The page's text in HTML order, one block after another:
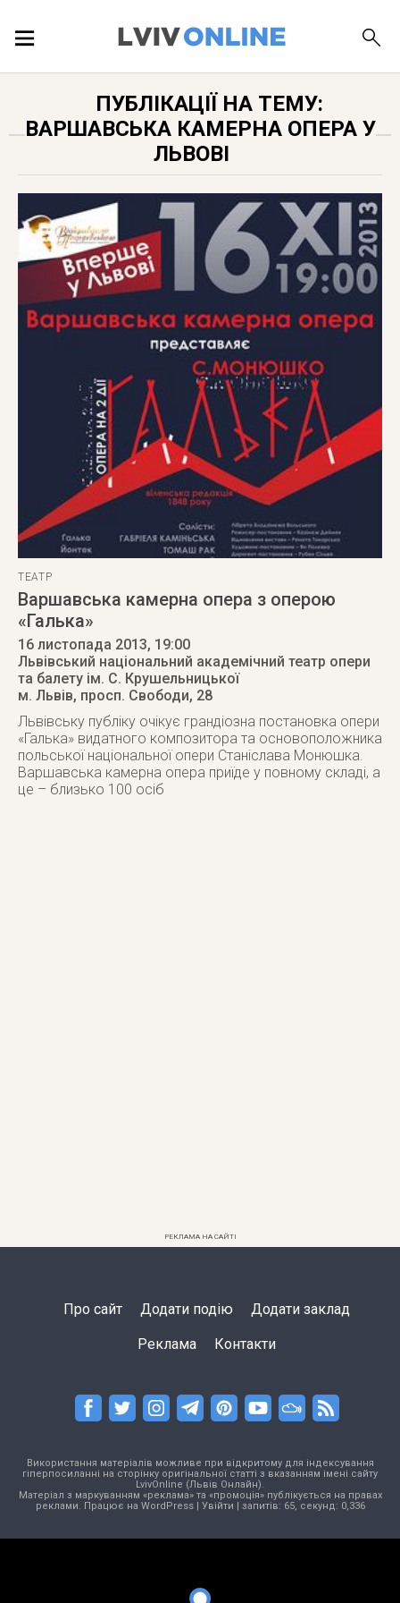
ЛОКАЦІЇ
ПУБЛІКАЦІЇ
ДОВІДКА
ПУБЛІКАЦІЇ НА ТЕМУ:
ВАРШАВСЬКА КАМЕРНА ОПЕРА У
ЛЬВОВІ
ТЕАТР
Варшавська камерна опера з оперою
«Галька»
16 листопада 2013, 19:00
Львівський національний академічний театр опери
та балету ім. С. Крушельницької
м. Львів, просп. Свободи, 28
Львівську публіку очікує грандіозна постановка опери
«Галька» видатного композитора та основоположника
польської національної опери Станіслава Монюшка.
Варшавська камерна опера приїде у повному складі, а
це – близько 100 осіб
РЕКЛАМА НА САЙТІ
Про сайт Додати подію Додати заклад
Реклама Контакти
Використання матеріалів можливе при відкритому для індексування
гіперпосиланні на сторінку оригінальної статті з вказанням імені сайту
LvivOnline (Львів Онлайн).
Матеріал з маркуванням «реклама» та «промоція» публікується на правах
реклами. Працює на WordPress| Увійти | запитів: 65, секунд: 0,336